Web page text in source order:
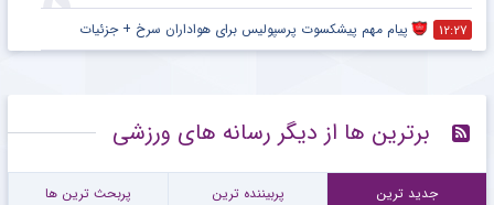
۱۲:۲۷ پیام مهم پیشکسوت پرسپولیس برای هواداران سرخ + جزئیات
برترین ها از دیگر رسانه های ورزشی
جدید ترین پربیننده ترین پربحث ترین ها